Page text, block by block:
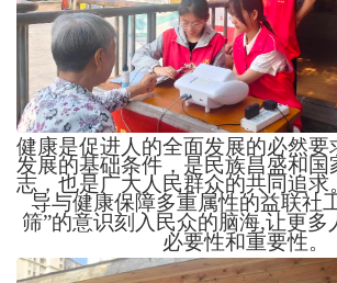
健康是促进人的全面发展的必然要
发展的基础条件，是民族昌盛和国
志，也是广大人民群众的共同追求
导与健康保障多重属性的益联社
筛”的意识刻入民众的脑海,让更多
必要性和重要性。